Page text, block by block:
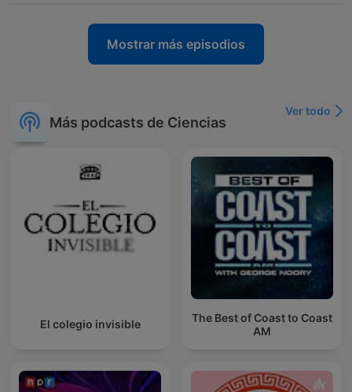
Mostrar más episodios
Más podcasts de Ciencias
Ver todo
El colegio invisible
The Best of Coast to Coast
AM